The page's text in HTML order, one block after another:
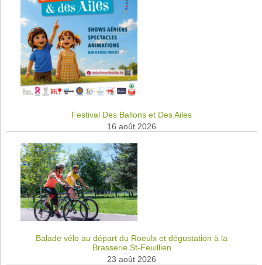
Festival Des Ballons et Des Ailes
16 août 2026
Balade vélo au départ du Roeulx et dégustation à la
Brasserie St-Feuillien
23 août 2026